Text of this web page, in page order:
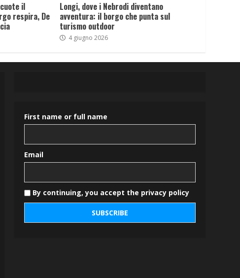
il
respira, De
Longi, dove i Nebrodi diventano
avventura: il borgo che punta sul
turismo outdoor
4 giugno 2026
First name or full name
Email
By continuing, you accept the privacy policy